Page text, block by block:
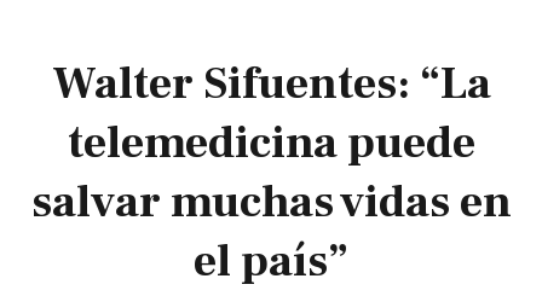
Walter Sifuentes: “La
telemedicina puede
salvar muchas vidas en
el país”